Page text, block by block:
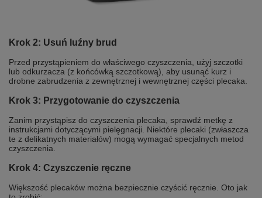
Krok 2: Usuń luźny brud
Przed przystąpieniem do właściwego czyszczenia, użyj szczotki
lub odkurzacza (z końcówką szczotkową), aby usunąć kurz i
drobne zabrudzenia z zewnętrznej i wewnętrznej części plecaka.
Krok 3: Przygotowanie do czyszczenia
Zanim przystąpisz do czyszczenia plecaka, sprawdź metkę z
instrukcjami dotyczącymi pielęgnacji. Niektóre plecaki (zwłaszcza
te z delikatnych materiałów) mogą wymagać specjalnych metod
czyszczenia.
Krok 4: Czyszczenie ręczne
Większość plecaków można bezpiecznie czyścić ręcznie. Oto jak